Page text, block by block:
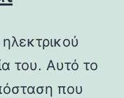
του. Αυτό το
που